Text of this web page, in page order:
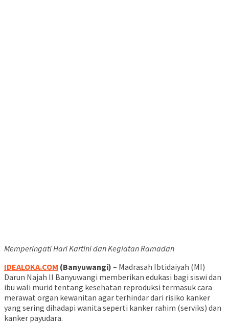
Memperingati Hari Kartini dan Kegiatan Ramadan
IDEALOKA.COM (Banyuwangi) – Madrasah Ibtidaiyah (MI)
Darun Najah II Banyuwangi memberikan edukasi bagi siswi dan
ibu wali murid tentang kesehatan reproduksi termasuk cara
merawat organ kewanitan agar terhindar dari risiko kanker
yang sering dihadapi wanita seperti kanker rahim (serviks) dan
kanker payudara.